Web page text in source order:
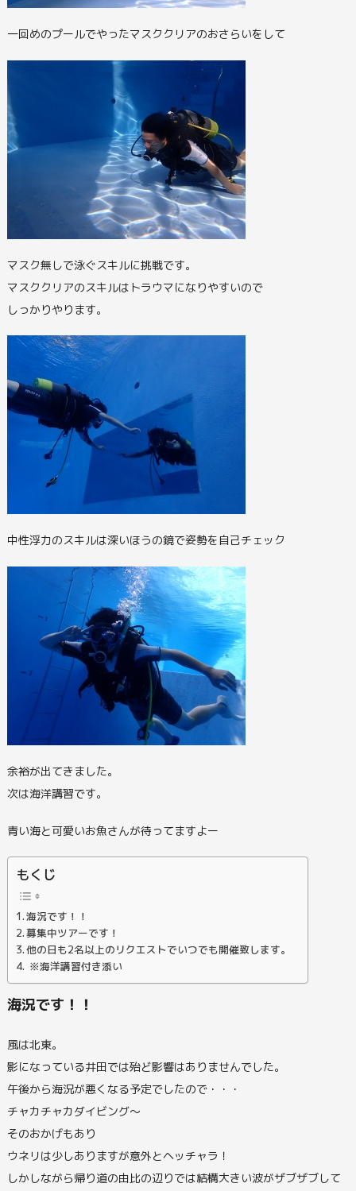
一回めのプールでやったマスククリアのおさらいをして
マスク無しで泳ぐスキルに挑戦です。
マスククリアのスキルはトラウマになりやすいので
しっかりやります。
中性浮力のスキルは深いほうの鏡で姿勢を自己チェック
余裕が出てきました。
次は海洋講習です。
青い海と可愛いお魚さんが待ってますよー
もくじ
海況です！！
募集中ツアーです！
他の日も2名以上のリクエストでいつでも開催致します。
※海洋講習付き添い
海況です！！
風は北東。
影になっている井田では殆ど影響はありませんでした。
午後から海況が悪くなる予定でしたので・・・
チャカチャカダイビング～
そのおかげもあり
ウネリは少しありますが意外とヘッチャラ！
しかしながら帰り道の由比の辺りでは結構大きい波がザブザブして